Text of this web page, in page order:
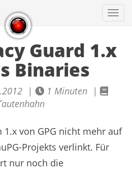
Guard 1.x
Binaries
|
1 Minuten |
1.x von GPG nicht mehr auf
Projekts verlinkt. Für
nur noch die